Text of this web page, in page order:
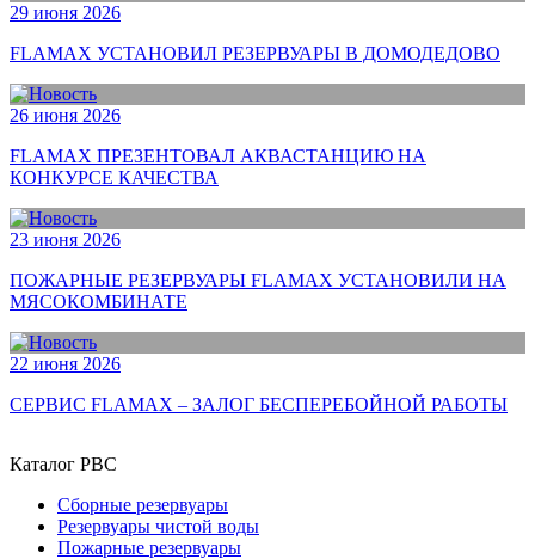
29 июня 2026
FLAMAX УСТАНОВИЛ РЕЗЕРВУАРЫ В ДОМОДЕДОВО
26 июня 2026
FLAMAX ПРЕЗЕНТОВАЛ АКВАСТАНЦИЮ НА
КОНКУРСЕ КАЧЕСТВА
23 июня 2026
ПОЖАРНЫЕ РЕЗЕРВУАРЫ FLAMAX УСТАНОВИЛИ НА
МЯСОКОМБИНАТЕ
22 июня 2026
СЕРВИС FLAMAX – ЗАЛОГ БЕСПЕРЕБОЙНОЙ РАБОТЫ
Каталог РВС
Сборные резервуары
Резервуары чистой воды
Пожарные резервуары